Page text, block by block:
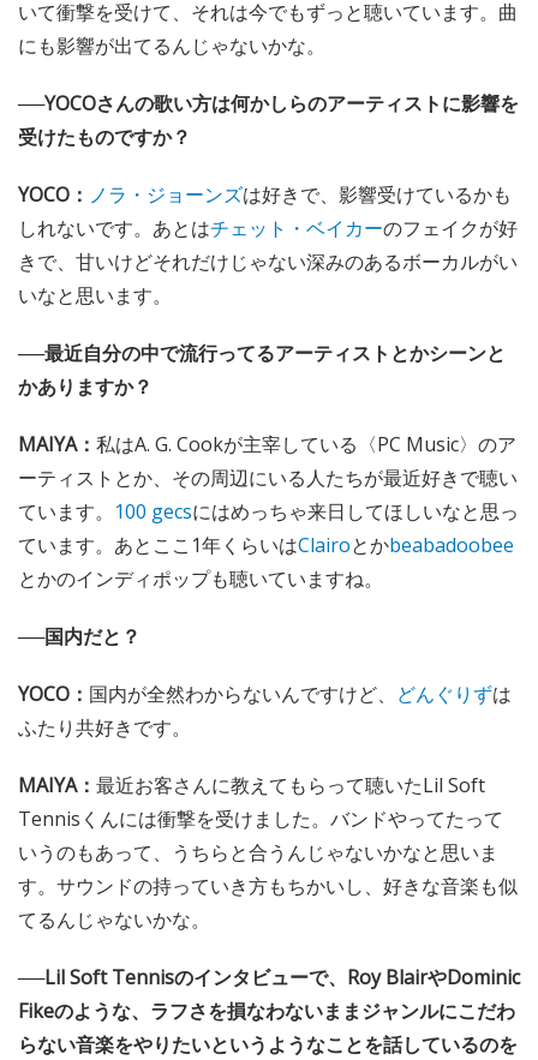
いて衝撃を受けて、それは今でもずっと聴いています。曲
にも影響が出てるんじゃないかな。
──YOCOさんの歌い方は何かしらのアーティストに影響を
受けたものですか？
YOCO： ノラ・ジョーンズは好きで、影響受けているかも
しれないです。あとはチェット・ベイカーのフェイクが好
きで、甘いけどそれだけじゃない深みのあるボーカルがい
いなと思います。
──最近自分の中で流行ってるアーティストとかシーンと
かありますか？
MAIYA： 私はA. G. Cookが主宰している〈PC Music〉のア
ーティストとか、その周辺にいる人たちが最近好きで聴い
ています。 100 gecsにはめっちゃ来日してほしいなと思っ
ています。あとここ1年くらいはClairoとかbeabadoobee
とかのインディポップも聴いていますね。
──国内だと？
YOCO： 国内が全然わからないんですけど、 どんぐりずは
ふたり共好きです。
MAIYA： 最近お客さんに教えてもらって聴いたLil Soft
Tennisくんには衝撃を受けました。バンドやってたって
いうのもあって、うちらと合うんじゃないかなと思いま
す。サウンドの持っていき方もちかいし、好きな音楽も似
てるんじゃないかな。
──Lil Soft Tennisのインタビューで、Roy BlairやDominic
Fikeのような、ラフさを損なわないままジャンルにこだわ
らない音楽をやりたいというようなことを話しているのを